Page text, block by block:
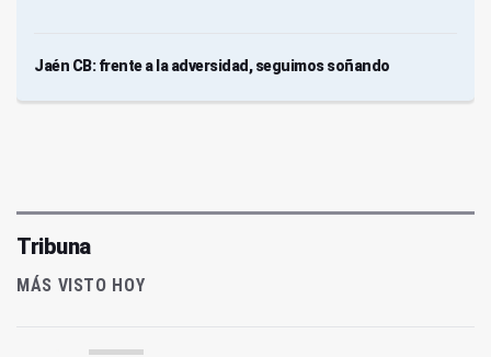
Jaén CB: frente a la adversidad, seguimos soñando
Tribuna
MÁS VISTO HOY